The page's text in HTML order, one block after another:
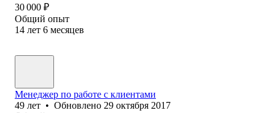
30 000 ₽
Общий опыт
14 лет 6 месяцев
Менеджер по работе с клиентами
49 лет • Обновлено 29 октября 2017